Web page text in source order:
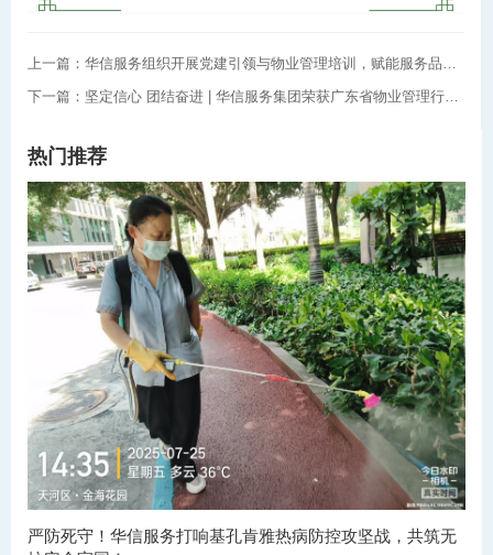
热门推荐
严防死守！华信服务打响基孔肯雅热病防控攻坚战，共筑无